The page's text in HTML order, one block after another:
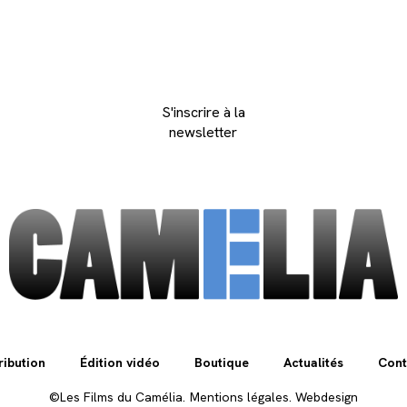
S'inscrire à la
newsletter
Édition vidéo Boutique Actualités
©Les Films du Camélia. Mentions légales. Webdesign